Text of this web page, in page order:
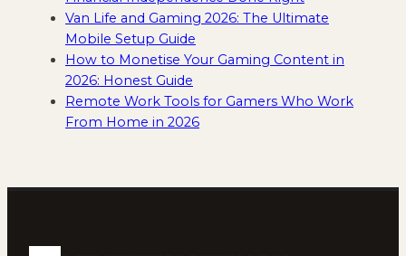
Van Life and Gaming 2026: The Ultimate
Mobile Setup Guide
How to Monetise Your Gaming Content in
2026: Honest Guide
Remote Work Tools for Gamers Who Work
From Home in 2026